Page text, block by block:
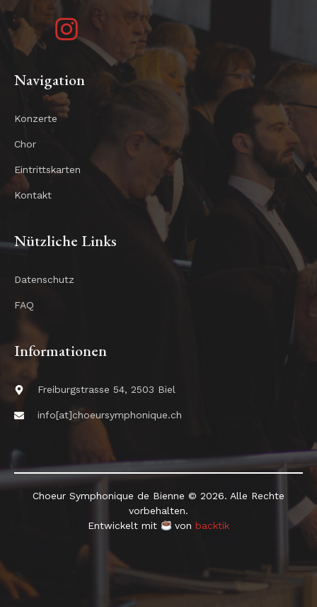
Navigation
Konzerte
Chor
Eintrittskarten
Kontakt
Nützliche Links
Datenschutz
FAQ
Informationen
Freiburgstrasse 54, 2503 Biel
info[at]choeursymphonique.ch
Choeur Symphonique de Bienne © 2026. Alle Rechte
vorbehalten.
Entwickelt mit
vonbacktik